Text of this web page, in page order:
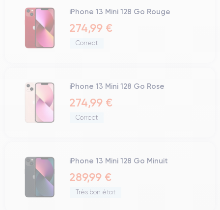
iPhone 13 Mini 128 Go Rouge
274,99 €
Correct
iPhone 13 Mini 128 Go Rose
274,99 €
Correct
iPhone 13 Mini 128 Go Minuit
289,99 €
Très bon état